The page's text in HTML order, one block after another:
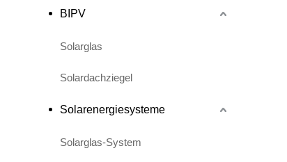
BIPV
Solarglas
Solardachziegel
Solarenergiesysteme
Solarglas-System